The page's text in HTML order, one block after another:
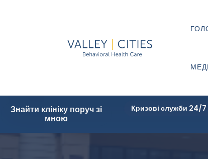
Знайти клініку поруч зі
мною
Кризові служби 24/7